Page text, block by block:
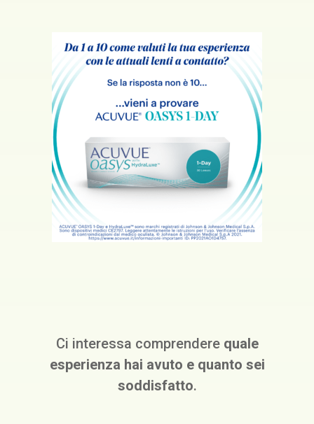
Ci interessa comprendere quale
esperienza hai avuto e quanto sei
soddisfatto.